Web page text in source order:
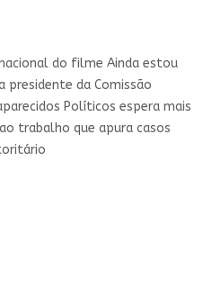
do filme Ainda estou
presidente da Comissão
Políticos espera mais
trabalho que apura casos